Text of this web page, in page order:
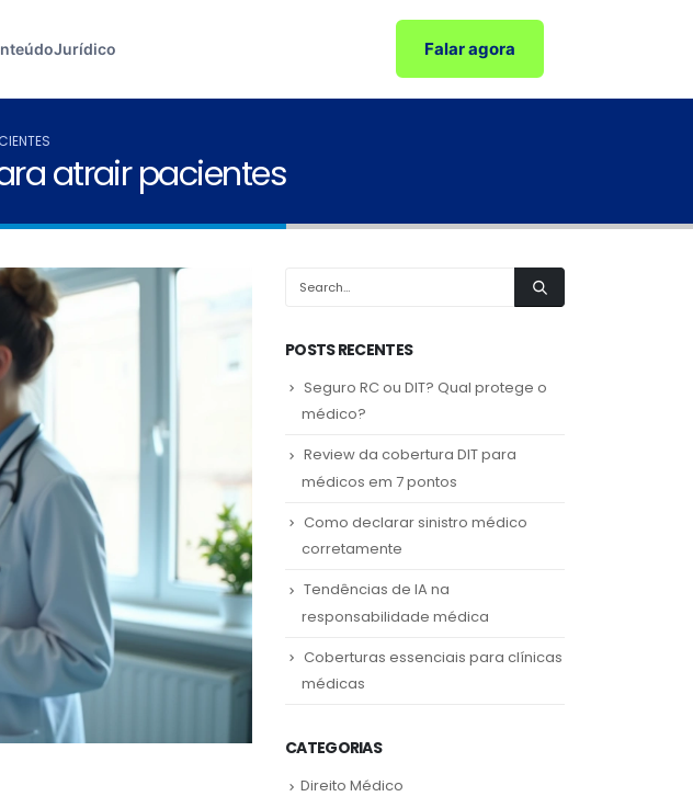
Jurídico Falar agora
atrair pacientes
POSTS RECENTES
Seguro RC ou DIT? Qual protege o
médico?
Review da cobertura DIT para
médicos em 7 pontos
Como declarar sinistro médico
corretamente
Tendências de IA na
responsabilidade médica
Coberturas essenciais para clínicas
médicas
CATEGORIAS
Direito Médico